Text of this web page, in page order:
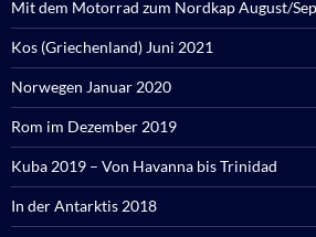
Mit dem Motorrad zum Nordkap August/
Kos (Griechenland) Juni 2021
Norwegen Januar 2020
Rom im Dezember 2019
Kuba 2019 – Von Havanna bis Trinidad
In der Antarktis 2018